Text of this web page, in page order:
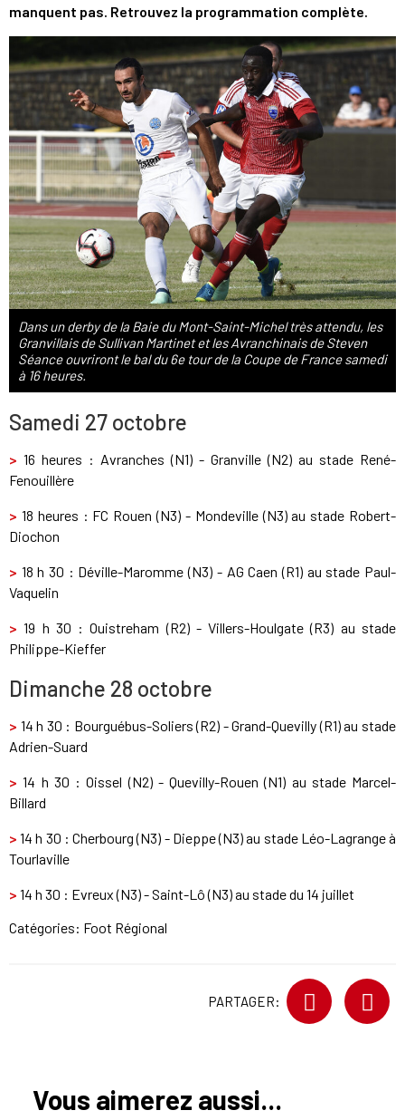
manquent pas. Retrouvez la programmation complète.
Dans un derby de la Baie du Mont-Saint-Michel très attendu, les
Granvillais de Sullivan Martinet et les Avranchinais de Steven
Séance ouvriront le bal du 6e tour de la Coupe de France samedi
à 16 heures.
Samedi 27 octobre
> 16 heures : Avranches (N1) - Granville (N2) au stade René-
Fenouillère
> 18 heures : FC Rouen (N3) - Mondeville (N3) au stade Robert-
Diochon
> 18 h 30 : Déville-Maromme (N3) - AG Caen (R1) au stade Paul-
Vaquelin
>19 h 30 : Ouistreham (R2) - Villers-Houlgate (R3) au stade
Philippe-Kieffer
Dimanche 28 octobre
> 14 h 30 : Bourguébus-Soliers (R2) - Grand-Quevilly (R1) au stade
Adrien-Suard
>14 h 30 : Oissel (N2) - Quevilly-Rouen (N1) au stade Marcel-
Billard
>14 h 30 : Cherbourg (N3) - Dieppe (N3) au stade Léo-Lagrange à
Tourlaville
> 14 h 30 : Evreux (N3) - Saint-Lô (N3) au stade du 14 juillet
Catégories: Foot Régional
PARTAGER:
Vous aimerez aussi...